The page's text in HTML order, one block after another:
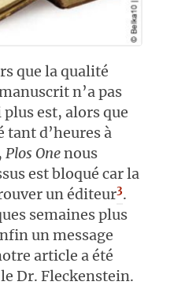
que la qualité
n’a pas
est, alors que
tant d’heures à
Plos Onenous
est bloqué car la
un éditeur3.
semaines plus
un message
article a été
Dr. Fleckenstein.